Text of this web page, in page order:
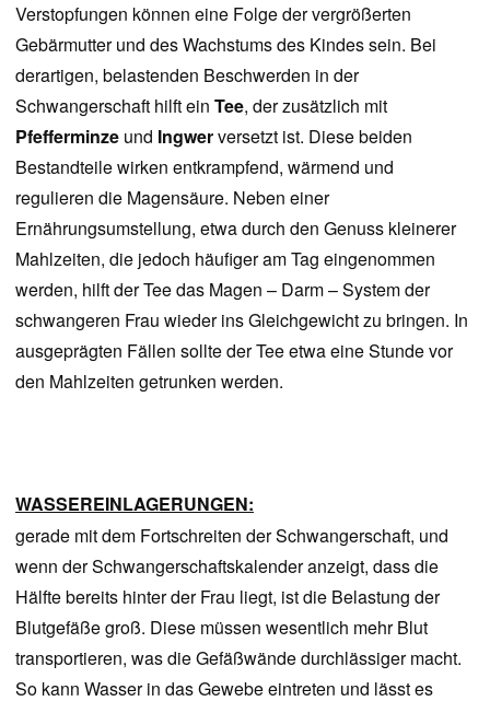
Verstopfungen können eine Folge der vergrößerten
Gebärmutter und des Wachstums des Kindes sein. Bei
derartigen, belastenden Beschwerden in der
Schwangerschaft hilft ein Tee, der zusätzlich mit
Pfefferminze und Ingwerversetzt ist. Diese beiden
Bestandteile wirken entkrampfend, wärmend und
regulieren die Magensäure. Neben einer
Ernährungsumstellung, etwa durch den Genuss kleinerer
Mahlzeiten, die jedoch häufiger am Tag eingenommen
werden, hilft der Tee das Magen – Darm – System der
schwangeren Frau wieder ins Gleichgewicht zu bringen. In
ausgeprägten Fällen sollte der Tee etwa eine Stunde vor
den Mahlzeiten getrunken werden.
WASSEREINLAGERUNGEN:
gerade mit dem Fortschreiten der Schwangerschaft, und
wenn der Schwangerschaftskalender anzeigt, dass die
Hälfte bereits hinter der Frau liegt, ist die Belastung der
Blutgefäße groß. Diese müssen wesentlich mehr Blut
transportieren, was die Gefäßwände durchlässiger macht.
So kann Wasser in das Gewebe eintreten und lässt es